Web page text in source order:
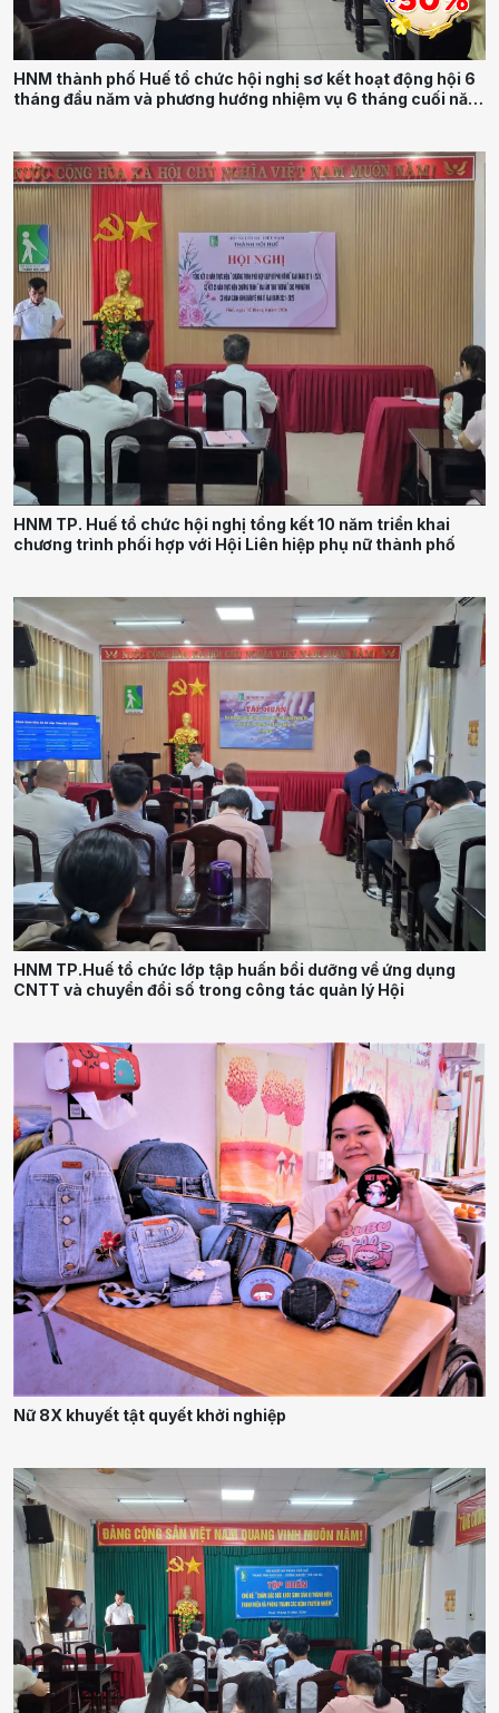
HNM thành phố Huế tổ chức hội nghị sơ kết hoạt động hội 6
tháng đầu năm và phương hướng nhiệm vụ 6 tháng cuối năm
HNM TP. Huế tổ chức hội nghị tổng kết 10 năm triển khai
chương trình phối hợp với Hội Liên hiệp phụ nữ thành phố
HNM TP.Huế tổ chức lớp tập huấn bồi dưỡng về ứng dụng
CNTT và chuyển đổi số trong công tác quản lý Hội
Nữ 8X khuyết tật quyết khởi nghiệp